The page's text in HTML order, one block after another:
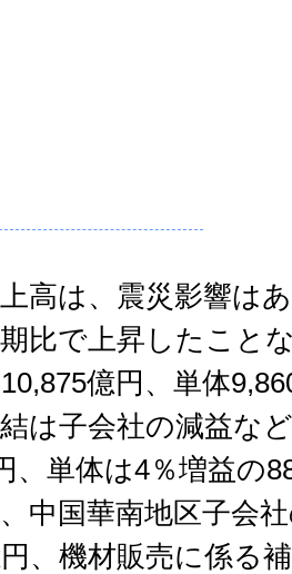
高は、震災影響は
比で上昇したこと
億円、単体
は子会社の減益な
、単体は4％増益の
中国華南地区子会
、機材販売に係る